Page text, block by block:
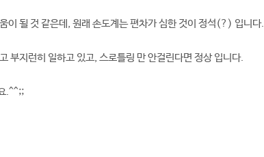
이 될 것 같은데, 원래 손도계는 편차가 심한 것이 정석(?) 입니다.
부지런히 일하고 있고, 스로틀링 만 안걸린다면 정상 입니다.
.^^;;